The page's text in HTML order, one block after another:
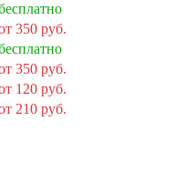
350 руб.
350 руб.
120 руб.
210 руб.